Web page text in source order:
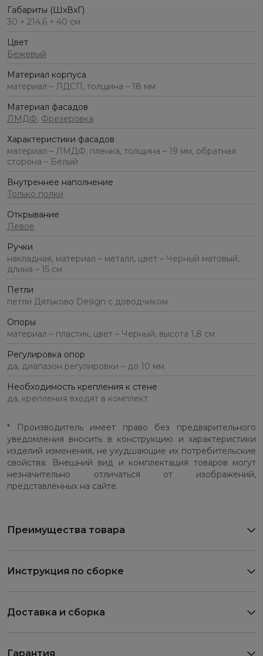
Габариты (ШхВхГ)
30 × 214,6 × 40 см
Цвет
Бежевый
Материал корпуса
материал – ЛДСП, толщина – 18 мм
Материал фасадов
ЛМДФ, Фрезеровка
Характеристики фасадов
материал – ЛМДФ, пленка, толщина – 19 мм, обратная
сторона – Белый
Внутреннее наполнение
Только полки
Открывание
Левое
Ручки
накладная, материал – металл, цвет – Черный матовый,
длина – 15 см
Петли
петли Дятьково Design с доводчиком
Опоры
материал – пластик, цвет – Черный, высота 1,8 см
Регулировка опор
да, диапазон регулировки – до 10 мм
Необходимость крепления к стене
да, крепления входят в комплект
* Производитель имеет право без предварительного
уведомления вносить в конструкцию и характеристики
изделий изменения, не ухудшающие их потребительские
свойства. Внешний вид и комплектация товаров могут
незначительно отличаться от изображений,
представленных на сайте.
Преимущества товара
Инструкция по сборке
Доставка и сборка
Гарантия